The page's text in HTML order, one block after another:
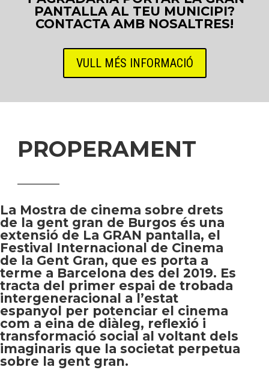
PANTALLA AL TEU MUNICIPI?
CONTACTA AMB NOSALTRES!
VULL MÉS INFORMACIÓ
PROPERAMENT
La Mostra de cinema sobre drets
de la gent gran de Burgos és una
extensió de La GRAN pantalla, el
Festival Internacional de Cinema
de la Gent Gran, que es porta a
terme a Barcelona des del 2019. Es
tracta del primer espai de trobada
intergeneracional a l’estat
espanyol per potenciar el cinema
com a eina de diàleg, reflexió i
transformació social al voltant dels
imaginaris que la societat perpetua
sobre la gent gran.